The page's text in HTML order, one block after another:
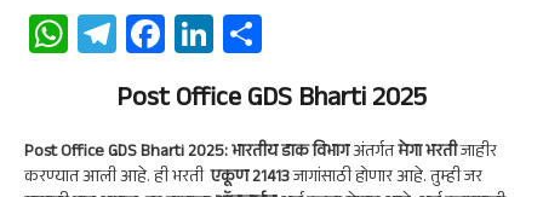
W
ha
A
Te
le
gr
a
Fa
ce
b
oo
Li
n
ke
dI
ha
re
Post Office GDS Bharti 2025
Post Office GDS Bharti 2025: भारतीय डाक विभागअंतर्गतमेगा भरतीजाहीर
करण्यात आली आहे. ही भरतीएकूण 21413जागांसाठी होणार आहे. तुम्ही जर